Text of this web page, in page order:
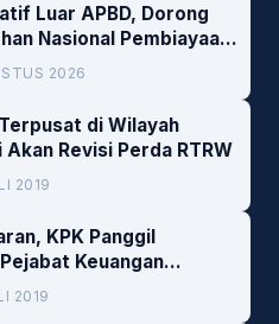
Luar APBD, Dorong
Nasional Pembiayaan
2026
di Wilayah
Akan Revisi Perda RTRW
2019
KPK Panggil
Keuangan
2019